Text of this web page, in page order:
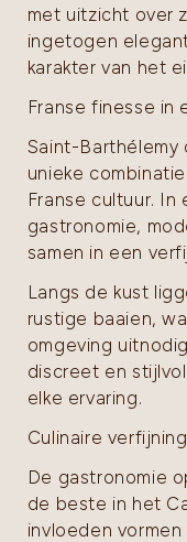
met uitzicht over
ingetogen
karakter van het
Franse finesse in
Saint-Barthélemy
unieke
Franse cultuur. In
gastronomie,
samen in een
Langs de kust
rustige baaien,
omgeving
discreet en
elke ervaring.
Culinaire
De gastronomie
de beste in het
invloeden